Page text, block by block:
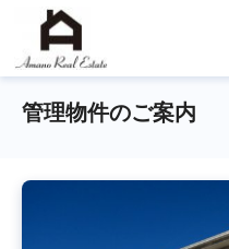
管理物件のご案内